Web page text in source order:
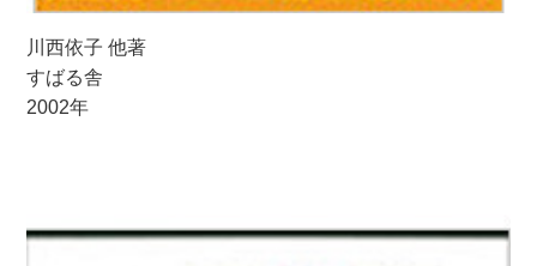
川西依子 他著
すばる舎
2002年